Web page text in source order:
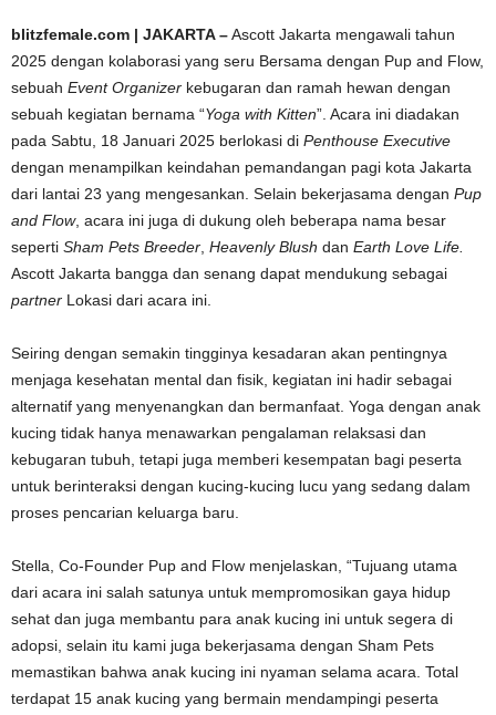
blitzfemale.com | JAKARTA –Ascott Jakarta mengawali tahun
2025 dengan kolaborasi yang seru Bersama dengan Pup and Flow,
sebuah Event Organizer kebugaran dan ramah hewan dengan
sebuah kegiatan bernama “Yoga with Kitten”. Acara ini diadakan
pada Sabtu, 18 Januari 2025 berlokasi di Penthouse Executive
dengan menampilkan keindahan pemandangan pagi kota Jakarta
dari lantai 23 yang mengesankan. Selain bekerjasama dengan Pup
and Flow, acara ini juga di dukung oleh beberapa nama besar
seperti Sham Pets Breeder Heavenly Blush dan Earth Love Life.
Ascott Jakarta bangga dan senang dapat mendukung sebagai
partner Lokasi dari acara ini.
Seiring dengan semakin tingginya kesadaran akan pentingnya
menjaga kesehatan mental dan fisik, kegiatan ini hadir sebagai
alternatif yang menyenangkan dan bermanfaat. Yoga dengan anak
kucing tidak hanya menawarkan pengalaman relaksasi dan
kebugaran tubuh, tetapi juga memberi kesempatan bagi peserta
untuk berinteraksi dengan kucing-kucing lucu yang sedang dalam
proses pencarian keluarga baru.
Stella, Co-Founder Pup and Flow menjelaskan, “Tujuang utama
dari acara ini salah satunya untuk mempromosikan gaya hidup
sehat dan juga membantu para anak kucing ini untuk segera di
adopsi, selain itu kami juga bekerjasama dengan Sham Pets
memastikan bahwa anak kucing ini nyaman selama acara. Total
terdapat 15 anak kucing yang bermain mendampingi peserta